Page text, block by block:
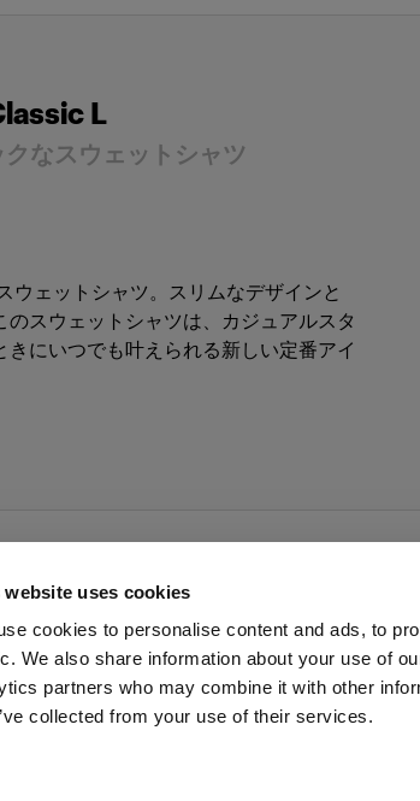
website uses cookies
cookies to personalise content and ads, to
We also share information about your use of
partners who may combine it with other
collected from your use of their services.
L
なスウェットシャツ
ウェットシャツ。スリムなデザインと
スウェットシャツは、カジュアルスタ
にいつでも叶えられる新しい定番アイ
採用情報 プレス 投資家の皆様へ